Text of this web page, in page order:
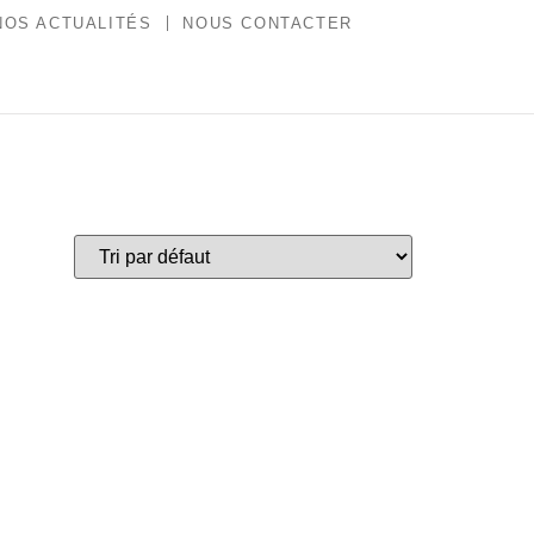
ACTUALITÉS NOUS CONTACTER